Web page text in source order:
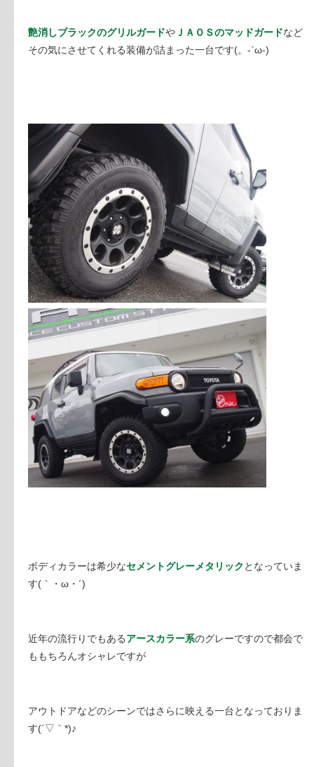
艶消しブラックのグリルガードや ＪＡＯＳのマッドガードなど
その気にさせてくれる装備が詰まった一台です(。-`ω-)
ボディカラーは希少なセメントグレーメタリック となっていま
す(｀・ω・´)
近年の流行りでもあるアースカラー系のグレーですので都会で
ももちろんオシャレですが
アウトドアなどのシーンではさらに映える一台となっておりま
す(´▽｀*)♪